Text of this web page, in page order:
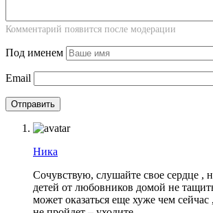
Комментарий появится после модерации
Под именем
Email
Ника
Сочувствую, слушайте свое сердце ,
детей от любовников домой не
может оказаться еще хуже чем сейчас